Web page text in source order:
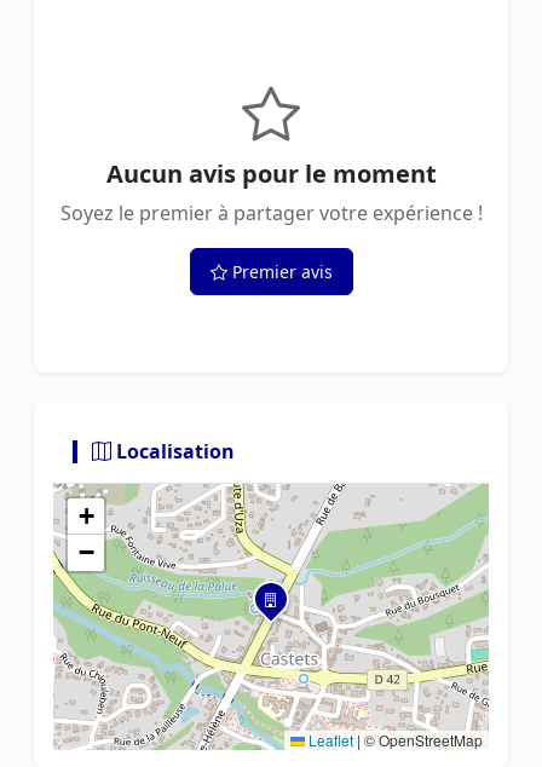
Aucun avis pour le moment
Soyez le premier à partager votre expérience !
Premier avis
Localisation
+
−
Leaflet | © OpenStreetMap